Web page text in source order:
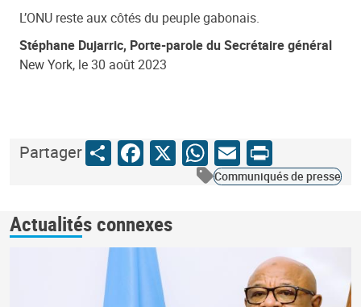
L’ONU reste aux côtés du peuple gabonais.
Stéphane Dujarric, Porte-parole du Secrétaire général
New York, le 30 août 2023
PartagerShareFacebook
X WhatsApp
Email
Print
Communiqués de presse
Actualités connexes